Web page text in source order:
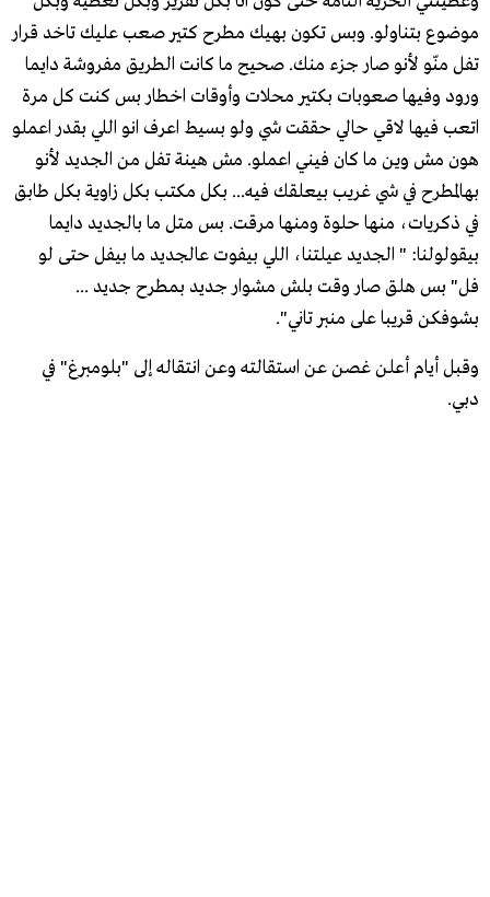
موضوع بتناولو. وبس تكون بهيك مطرح كتير صعب عليك تاخد قرار
تفل منّو لأنو صار جزء منك. صحيح ما كانت الطريق مفروشة دايما
ورود وفيها صعوبات بكتير محلات وأوقات اخطار بس كنت كل مرة
اتعب فيها لاقي حالي حققت شي ولو بسيط اعرف انو اللي بقدر اعملو
هون مش وين ما كان فيني اعملو. مش هينة تفل من الجديد لأنو
بهالمطرح في شي غريب بيعلقك فيه... بكل مكتب بكل زاوية بكل طابق
في ذكريات، منها حلوة ومنها مرقت. بس متل ما بالجديد دايما
بيقولولنا: " الجديد عيلتنا، اللي بيفوت عالجديد ما بيفل حتى لو
فل" بس هلق صار وقت بلش مشوار جديد بمطرح جديد ...
بشوفكن قريبا على منبر تاني".
وقبل أيام أعلن غصن عن استقالته وعن انتقاله إلى "بلومبرغ" في
دبي.